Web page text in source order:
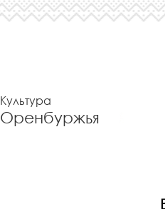
Культура
Оренбуржья